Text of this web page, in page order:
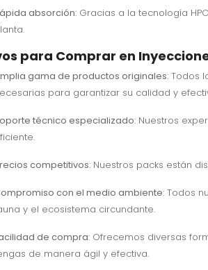
absorción: Gracias a la tecnología
para Comprar en
gama de productos originales: Todos
para garantizar su calidad y
técnico especializado: Nuestros
competitivos: Nuestros packs están
con el medio ambiente: Todos
y el ecosistema circundante.
de compra: Ofrecemos diversas
de manera ágil y efectiva.